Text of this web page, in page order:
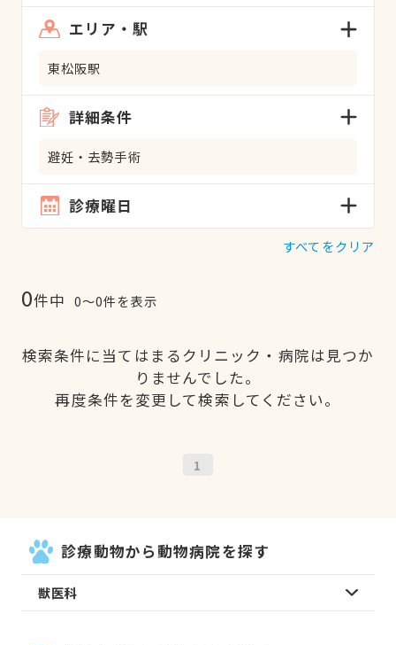
エリア・駅
東松阪駅
詳細条件
避妊・去勢手術
診療曜日
すべてをクリア
0件中 0〜0件を表示
検索条件に当てはまるクリニック・病院は見つか
りませんでした。
再度条件を変更して検索してください。
1
診療動物から動物病院を探す
獣医科